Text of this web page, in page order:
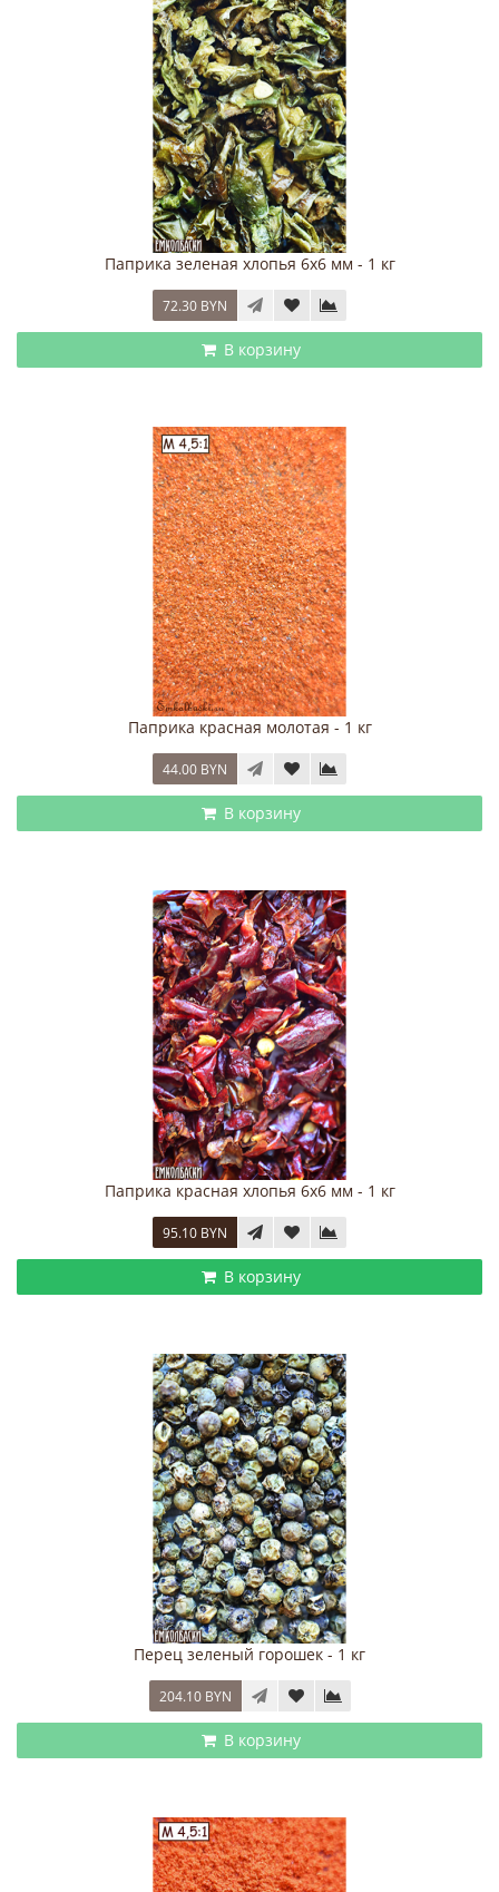
Паприка зеленая хлопья 6х6 мм - 1 кг
72.30 BYN
В корзину
Паприка красная молотая - 1 кг
44.00 BYN
В корзину
Паприка красная хлопья 6х6 мм - 1 кг
95.10 BYN
В корзину
Перец зеленый горошек - 1 кг
204.10 BYN
В корзину